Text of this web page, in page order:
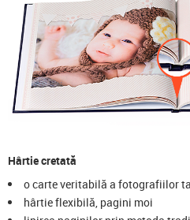
Hârtie cretată
o carte veritabilă a fotografiilor
hârtie flexibilă, pagini moi